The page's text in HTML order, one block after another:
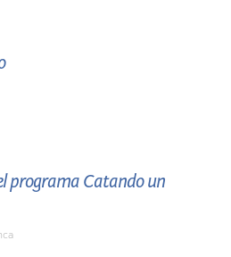
programa Catando un